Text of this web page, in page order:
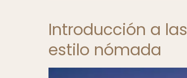
Introducción a
estilo nómada